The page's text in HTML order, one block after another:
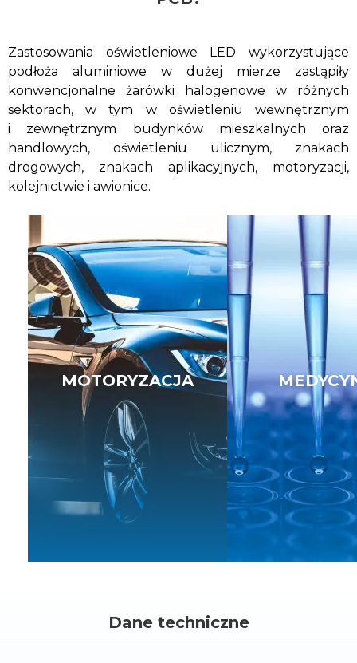
Zastosowania oświetleniowe LED wykorzystujące
podłoża aluminiowe w dużej mierze zastąpiły
konwencjonalne żarówki halogenowe w różnych
sektorach, w tym w oświetleniu wewnętrznym
i zewnętrznym budynków mieszkalnych oraz
handlowych, oświetleniu ulicznym, znakach
drogowych, znakach aplikacyjnych, motoryzacji,
kolejnictwie i awionice.
MOTORYZACJA
Dane techniczne